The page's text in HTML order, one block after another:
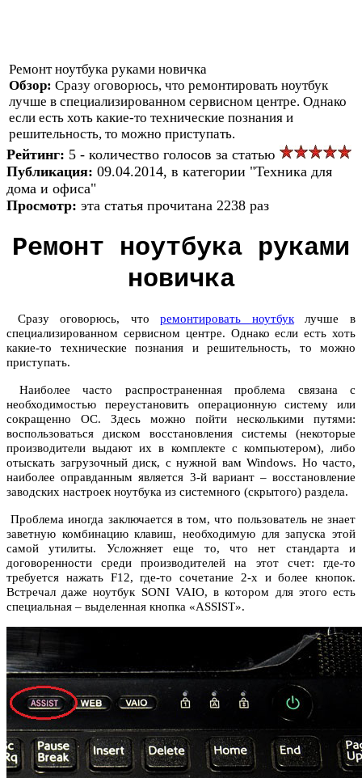
Ремонт ноутбука руками новичка
Обзор: Сразу оговорюсь, что ремонтировать ноутбук
лучше в специализированном сервисном центре. Однако
если есть хоть какие-то технические познания и
решительность, то можно приступать.
Рейтинг: 5 - количество голосов за статью
Публикация: 09.04.2014, в категории "Техника для
дома и офиса"
Просмотр: эта статья прочитана 2238 раз
Ремонт ноутбука руками
новичка
Сразу оговорюсь, чторемонтировать ноутбуклучше в
специализированном сервисном центре. Однако если есть хоть
какие-то технические познания и решительность, то можно
приступать.
Наиболее часто распространенная проблема связана с
необходимостью переустановить операционную систему или
сокращенно ОС. Здесь можно пойти несколькими путями:
воспользоваться диском восстановления системы (некоторые
производители выдают их в комплекте с компьютером), либо
отыскать загрузочный диск, с нужной вам Windows. Но часто,
наиболее оправданным является 3-й вариант – восстановление
заводских настроек ноутбука из системного (скрытого) раздела.
Проблема иногда заключается в том, что пользователь не знает
заветную комбинацию клавиш, необходимую для запуска этой
самой утилиты. Усложняет еще то, что нет стандарта и
договоренности среди производителей на этот счет: где-то
требуется нажать F12, где-то сочетание 2-х и более кнопок.
Встречал даже ноутбук SONI VAIO, в котором для этого есть
специальная – выделенная кнопка «ASSIST».